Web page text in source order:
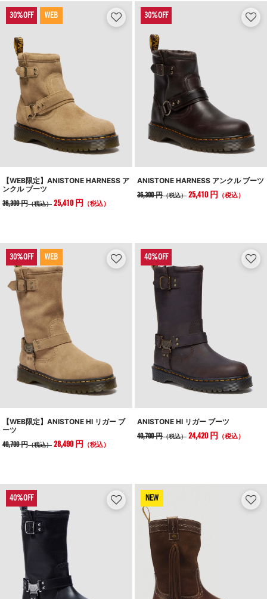
WEB
【WEB限定】ANISTONE HARNESS ア
ンクル ブーツ
36,300 円（税込） 25,410 円 （税込）
ANISTONE HARNESS アンクル ブーツ
36,300 円（税込） 25,410 円 （税込）
WEB
【WEB限定】ANISTONE HI リガー ブ
ーツ
40,700 円（税込） 28,490 円 （税込）
ANISTONE HI リガー ブーツ
40,700 円（税込） 24,420 円 （税込）
NEW